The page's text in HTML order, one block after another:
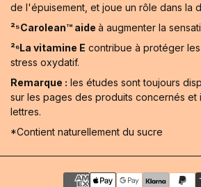
de l'épuisement, et joue un rôle dans la
²⁵Carolean™️ aide à augmenter la
²⁶La vitamine E contribue à protéger
stress oxydatif.
Remarque : les études sont toujours
sur les pages des produits concernés et
lettres.
*Contient naturellement du sucre